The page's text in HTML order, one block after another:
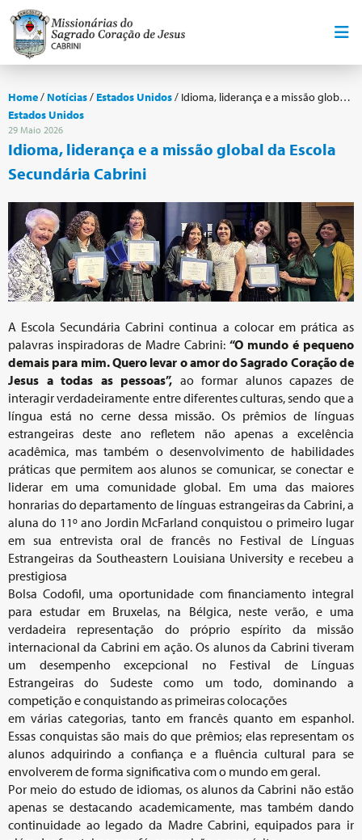
Home/ Notícias/ Estados Unidos/ Idioma, liderança e a missão global da Escola Secundária Cabrini
Estados Unidos
29 Maio 2026
Idioma, liderança e a missão global da Escola
Secundária Cabrini
A Escola Secundária Cabrini continua a colocar em prática as
palavras inspiradoras de Madre Cabrini: “O mundo é pequeno
demais para mim. Quero levar o amor do Sagrado Coração de
Jesus a todas as pessoas”, ao formar alunos capazes de
interagir verdadeiramente entre diferentes culturas, sendo que a
língua está no cerne dessa missão. Os prêmios de línguas
estrangeiras deste ano refletem não apenas a excelência
acadêmica, mas também o desenvolvimento de habilidades
práticas que permitem aos alunos se comunicar, se conectar e
liderar em uma comunidade global. Em uma das maiores
honrarias do departamento de línguas estrangeiras da Cabrini, a
aluna do 11º ano Jordin McFarland conquistou o primeiro lugar
em sua entrevista oral de francês no Festival de Línguas
Estrangeiras da Southeastern Louisiana University e recebeu a
prestigiosa
Bolsa Codofil, uma oportunidade com financiamento integral
para estudar em Bruxelas, na Bélgica, neste verão, e uma
verdadeira representação do próprio espírito da missão
internacional da Cabrini em ação. Os alunos da Cabrini tiveram
um desempenho excepcional no Festival de Línguas
Estrangeiras do Sudeste como um todo, dominando a
competição e conquistando as primeiras colocações
em várias categorias, tanto em francês quanto em espanhol.
Essas conquistas são mais do que prêmios; elas representam os
alunos adquirindo a confiança e a fluência cultural para se
envolverem de forma significativa com o mundo em geral.
Por meio do estudo de idiomas, os alunos da Cabrini não estão
apenas se destacando academicamente, mas também dando
continuidade ao legado da Madre Cabrini, equipados para ir